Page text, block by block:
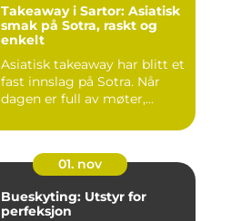
Takeaway i Sartor: Asiatisk
smak på Sotra, raskt og
enkelt
Asiatisk takeaway har blitt et
fast innslag på Sotra. Når
dagen er full av møter,...
01. nov
Bueskyting: Utstyr for
perfeksjon